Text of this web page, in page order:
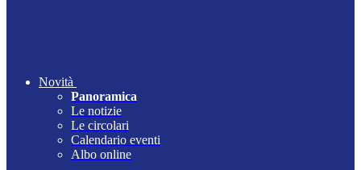
Novità
Panoramica
Le notizie
Le circolari
Calendario eventi
Albo online